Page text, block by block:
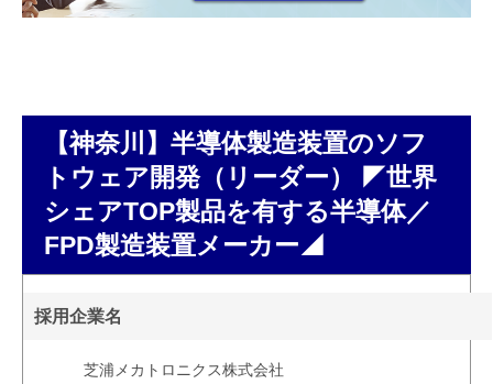
【神奈川】半導体製造装置のソフ
トウェア開発（リーダー） ◤世界
シェアTOP製品を有する半導体／
FPD製造装置メーカー◢
採用企業名
芝浦メカトロニクス株式会社